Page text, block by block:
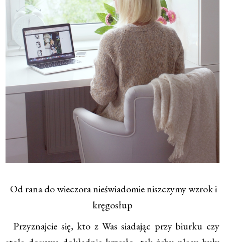
Od rana do wieczora nieświadomie niszczymy wzrok i
kręgosłup
Przyznajcie się, kto z Was siadając przy biurku czy